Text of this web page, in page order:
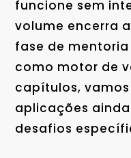
funcione sem
volume encerra
fase de
como motor de
capítulos,
aplicações
desafios